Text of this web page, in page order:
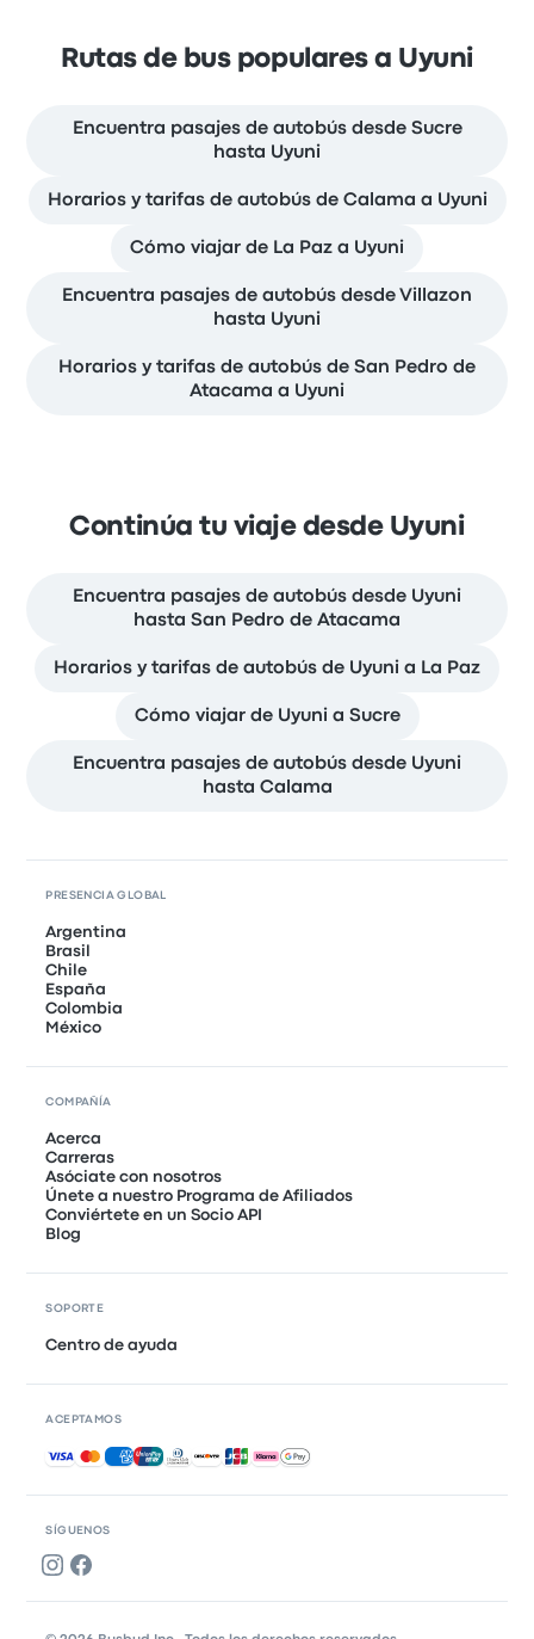
Rutas de bus populares a Uyuni
Encuentra pasajes de autobús desde Sucre
hasta Uyuni
Horarios y tarifas de autobús de Calama a Uyuni
Cómo viajar de La Paz a Uyuni
Encuentra pasajes de autobús desde Villazon
hasta Uyuni
Horarios y tarifas de autobús de San Pedro de
Atacama a Uyuni
Continúa tu viaje desde Uyuni
Encuentra pasajes de autobús desde Uyuni
hasta San Pedro de Atacama
Horarios y tarifas de autobús de Uyuni a La Paz
Cómo viajar de Uyuni a Sucre
Encuentra pasajes de autobús desde Uyuni
hasta Calama
SÍGUENOS
PRESENCIA GLOBAL
Argentina
Brasil
Chile
España
Colombia
México
COMPAÑÍA
Acerca
Carreras
Asóciate con nosotros
Únete a nuestro Programa de Afiliados
Conviértete en un Socio API
Blog
SOPORTE
Centro de ayuda
ACEPTAMOS
Pagos aceptados